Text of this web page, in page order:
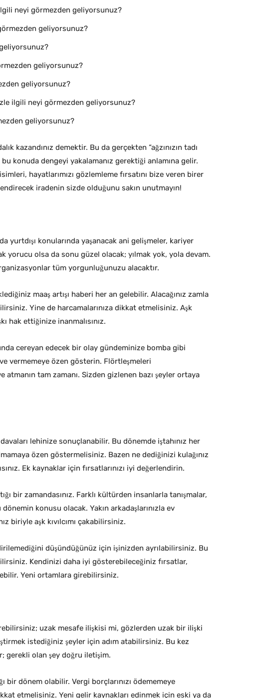
neyi görmezden geliyorsunuz?
geliyorsunuz?
geliyorsunuz?
geliyorsunuz?
ilgili neyi görmezden geliyorsunuz?
geliyorsunuz?
kazandınız demektir. Bu da gerçekten “ağzınızın tadı
konuda dengeyi yakalamanız gerektiği anlamına gelir.
hayatlarımızı gözlemleme fırsatını bize veren birer
iradenin sizde olduğunu sakın unutmayın!
yurtdışı konularında yaşanacak ani gelişmeler, kariyer
yorucu olsa da sonu güzel olacak; yılmak yok, yola devam.
tüm yorgunluğunuzu alacaktır.
maaş artışı haberi her an gelebilir. Alacağınız zamla
Yine de harcamalarınıza dikkat etmelisiniz. Aşk
hak ettiğinize inanmalısınız.
cereyan edecek bir olay gündeminize bomba gibi
vermemeye özen gösterin. Flörtleşmeleri
tam zamanı. Sizden gizlenen bazı şeyler ortaya
lehinize sonuçlanabilir. Bu dönemde iştahınız her
özen göstermelisiniz. Bazen ne dediğinizi kulağınız
Ek kaynaklar için fırsatlarınızı iyi değerlendirin.
bir zamandasınız. Farklı kültürden insanlarla tanışmalar,
konusu olacak. Yakın arkadaşlarınızla ev
biriyle aşk kıvılcımı çakabilirsiniz.
düşündüğünüz için işinizden ayrılabilirsiniz. Bu
Kendinizi daha iyi gösterebileceğiniz fırsatlar,
Yeni ortamlara girebilirsiniz.
uzak mesafe ilişkisi mi, gözlerden uzak bir ilişki
istediğiniz şeyler için adım atabilirsiniz. Bu kez
gerekli olan şey doğru iletişim.
bir dönem olabilir. Vergi borçlarınızı ödememeye
etmelisiniz. Yeni gelir kaynakları edinmek için eski ya da